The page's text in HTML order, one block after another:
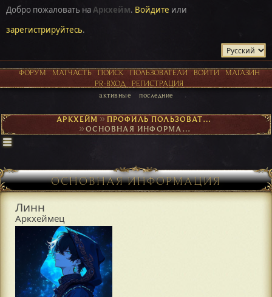
Добро пожаловать наАркхейм. Войдите или
зарегистрируйтесь.
ФОРУМ МАТЧАСТЬ ПОИСК ПОЛЬЗОВАТЕЛИ ВОЙТИ
МАГАЗИН
PR-ВХОД
РЕГИСТРАЦИЯ
активные последние
АРКХЕЙМ► ПРОФИЛЬ ПОЛЬЗОВАТЕЛЯ ЛИНН
► ОСНОВНАЯ ИНФОРМАЦИЯ
ОСНОВНАЯ ИНФОРМАЦИЯ
Линн
Аркхеймец